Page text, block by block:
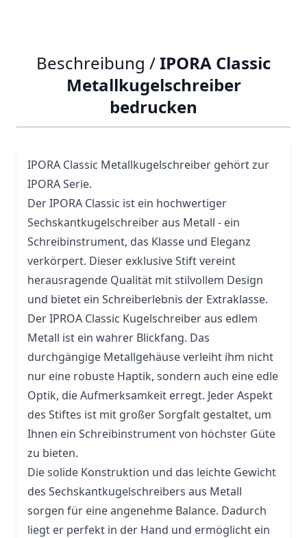
Beschreibung /IPORA Classic
Metallkugelschreiber
bedrucken
IPORA Classic Metallkugelschreiber gehört zur
IPORA Serie.
Der IPORA Classic ist ein hochwertiger
Sechskantkugelschreiber aus Metall - ein
Schreibinstrument, das Klasse und Eleganz
verkörpert. Dieser exklusive Stift vereint
herausragende Qualität mit stilvollem Design
und bietet ein Schreiberlebnis der Extraklasse.
Der IPROA Classic Kugelschreiber aus edlem
Metall ist ein wahrer Blickfang. Das
durchgängige Metallgehäuse verleiht ihm nicht
nur eine robuste Haptik, sondern auch eine edle
Optik, die Aufmerksamkeit erregt. Jeder Aspekt
des Stiftes ist mit großer Sorgfalt gestaltet, um
Ihnen ein Schreibinstrument von höchster Güte
zu bieten.
Die solide Konstruktion und das leichte Gewicht
des Sechskantkugelschreibers aus Metall
sorgen für eine angenehme Balance. Dadurch
liegt er perfekt in der Hand und ermöglicht ein